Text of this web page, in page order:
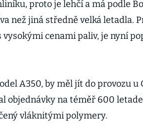
proto je lehčí a má podle
než jiná středně velká letadla.
cenami paliv, je nyní
A350, by měl jít do provozu u
objednávky na téměř 600
vláknitými polymery.